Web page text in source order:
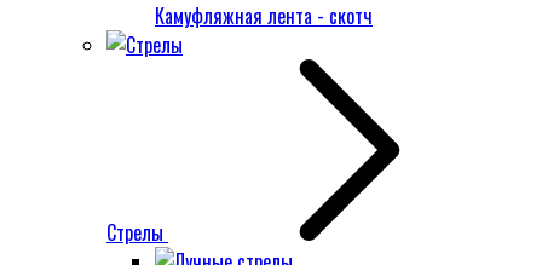
Камуфляжная лента - скотч
Стрелы